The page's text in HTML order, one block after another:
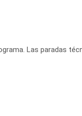
Las paradas